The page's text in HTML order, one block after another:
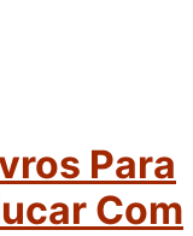
Para
Com